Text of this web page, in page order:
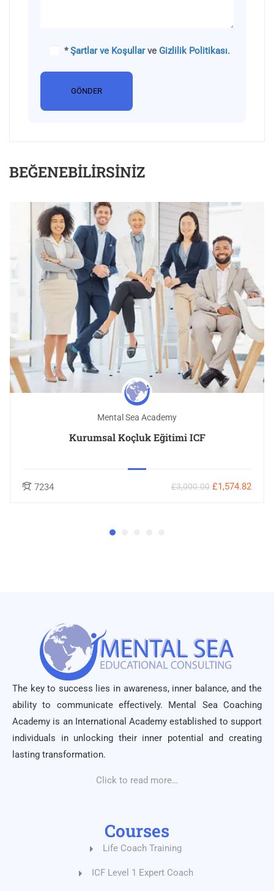
*Şartlar ve Koşullarve Gizlilik Politikası.
BEĞENEBILIRSINIZ
Mental Sea Academy
Kurumsal Koçluk Eğitimi ICF
7234 £3,000.00 £1,574.82
The key to success lies in awareness, inner balance, and the
ability to communicate effectively. Mental Sea Coaching
Academy is an International Academy established to support
individuals in unlocking their inner potential and creating
lasting transformation.
Click to read more…
Courses
Life Coach Training
ICF Level 1 Expert Coach